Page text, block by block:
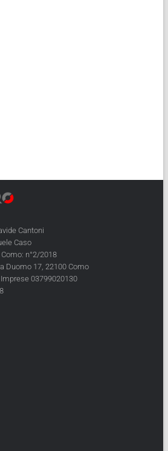
Cantoni
Caso
n°2/2018
Duomo 17, 22100 Como
Imprese 03799020130